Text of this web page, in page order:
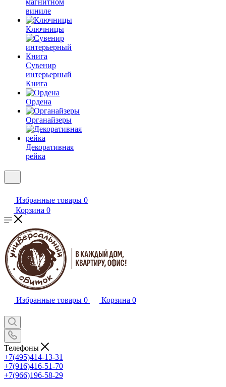
магнитном
виниле
Ключницы
Сувенир
интерьерный
Книга
Ордена
Органайзеры
Декоративная
рейка
Избранные товары 0
Корзина 0
Избранные товары 0 Корзина 0
Телефоны
+7(495)414-13-31
+7(916)416-51-70
+7(966)196-58-29